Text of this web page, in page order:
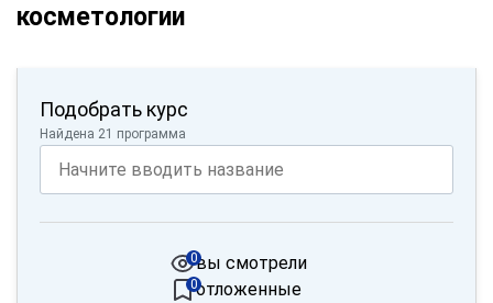
косметологии
Подобрать курс
Найдена 21 программа
вы смотрели
0
отложенные
0